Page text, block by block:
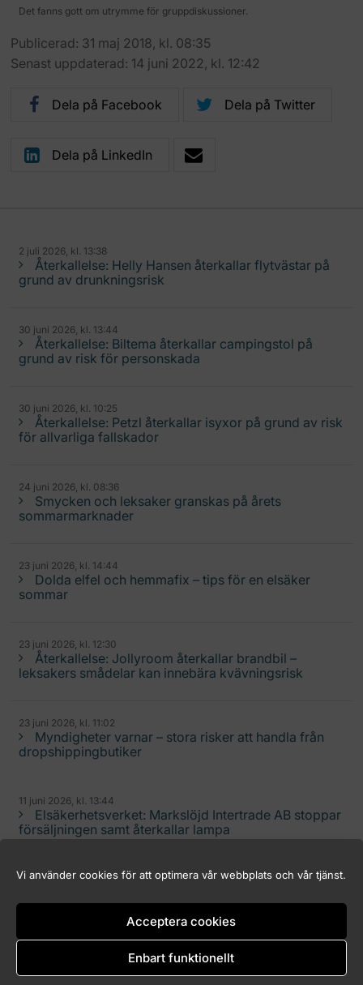
Vi använder cookies för att optimera vår webbplats och vår tjänst.
Acceptera cookies
Enbart funktionellt
Det fanns gott om utrymme för gruppdiskussioner.
Publicerad: 31 maj 2018, kl. 08:35
Senast uppdaterad: 14 juni 2022, kl. 12:42
Dela på Facebook Dela på Twitter
Dela på LinkedIn
2 juli 2026, kl. 13:38
Återkallelse: Helly Hansen återkallar flytvästar på
grund av drunkningsrisk
30 juni 2026, kl. 13:44
Återkallelse: Biltema återkallar campingstol på
grund av risk för personskada
30 juni 2026, kl. 10:25
Återkallelse: Petzl återkallar isyxor på grund av risk
för allvarliga fallskador
24 juni 2026, kl. 08:36
Smycken och leksaker granskas på årets
sommarmarknader
23 juni 2026, kl. 14:44
Dolda elfel och hemmafix – tips för en elsäker
sommar
23 juni 2026, kl. 12:30
Återkallelse: Jollyroom återkallar brandbil –
leksakers smådelar kan innebära kvävningsrisk
23 juni 2026, kl. 11:02
Myndigheter varnar – stora risker att handla från
dropshippingbutiker
11 juni 2026, kl. 13:44
Elsäkerhetsverket: Markslöjd Intertrade AB stoppar
försäljningen samt återkallar lampa
Logga in (endast för Marknadskontrollrådets medlemmar)
Tillgänglighet för marknadskontroll.se